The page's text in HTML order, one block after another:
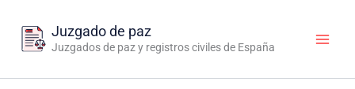
contenido
Juzgado de paz
Juzgados de paz y registros civiles de España